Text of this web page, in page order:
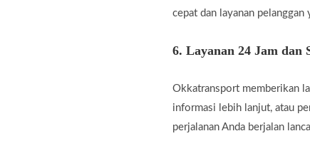
cepat dan layanan
6. Layanan 24 Jam dan
Okkatransport memberikan
informasi lebih lanjut, atau
perjalanan Anda berjalan